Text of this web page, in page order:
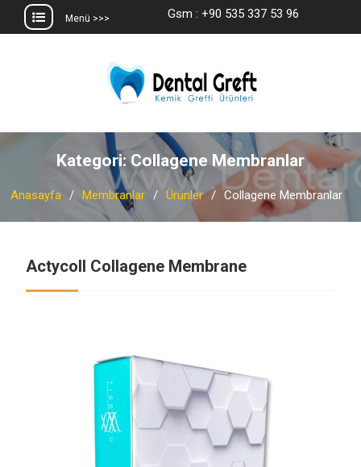
Menü >>> Gsm : +90 535 337 53 96
Kategori: Collagene Membranlar
Anasayfa Membranlar Ürünler Collagene Membranlar
Actycoll Collagene Membrane